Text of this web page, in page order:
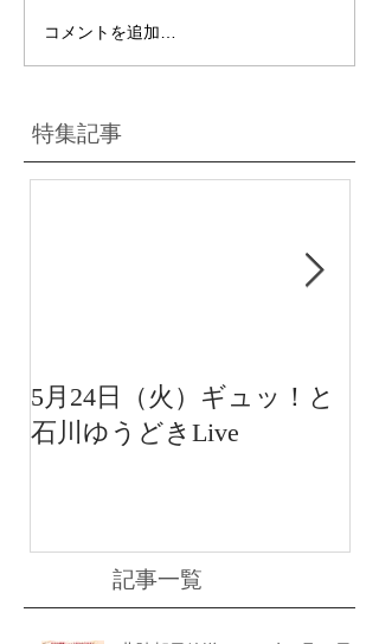
コメントを追加…
特集記事
5月24日（火）ギュッ！と
石川ゆうどきLive
記事一覧